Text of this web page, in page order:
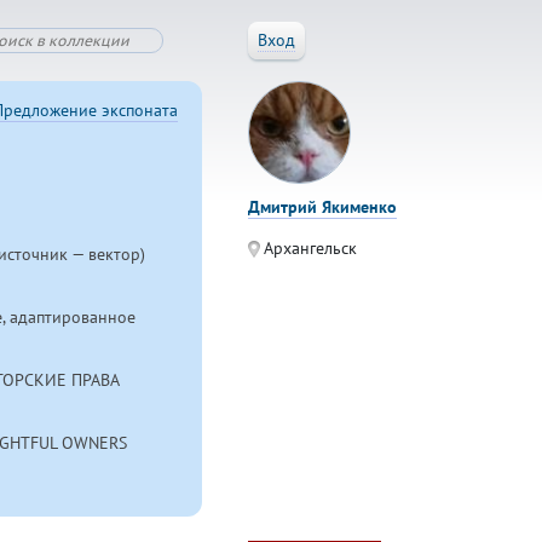
Вход
— вектор)
адаптированное
ПРАВА
OWNERS
экспоната
Дмитрий Якименко
Архангельск